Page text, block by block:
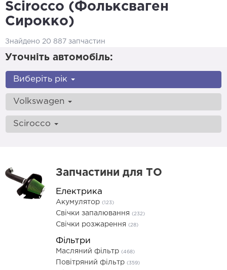
Scirocco (Фольксваген
Сирокко)
Знайдено 20 887 запчастин
Уточніть автомобіль:
Виберіть рік
Volkswagen
Scirocco
Запчастини для ТО
Електрика
Акумулятор (123)
Свічки запалювання (232)
Свічки розжарення (28)
Фільтри
Масляний фільтр (468)
Повітряний фільтр (359)